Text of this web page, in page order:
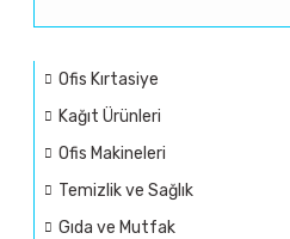
Ofis Kırtasiye
Kağıt Ürünleri
Ofis Makineleri
Temizlik ve Sağlık
Gıda ve Mutfak